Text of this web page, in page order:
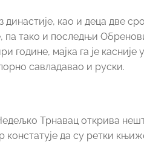
династије, као и деца две
тако и последњи
године, мајка га је
савладавао и руски.
Трнавац открива
констатује да су ретки